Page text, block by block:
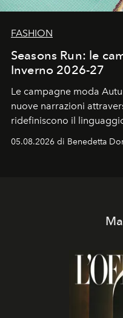
FASHION
Seasons Run: le
Inverno 2026-27
Le campagne moda
nuove narrazioni
ridefiniscono il
protagonisti del cinema,
contemporanea e
05.08.2026 di Benedetta